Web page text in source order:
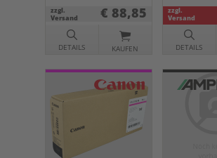
zzgl.
Versand
€ 88,85
DETAILS KAUFEN
zzgl.
Versand
DETAILS